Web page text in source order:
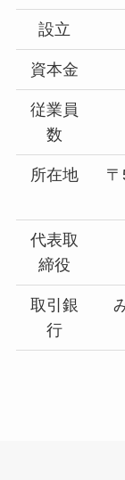
設立
資本金
従業員
数
所在地
代表取
締役
取引銀
行